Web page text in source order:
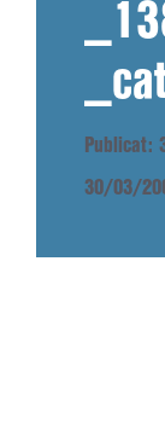
Publicat:
30/03/